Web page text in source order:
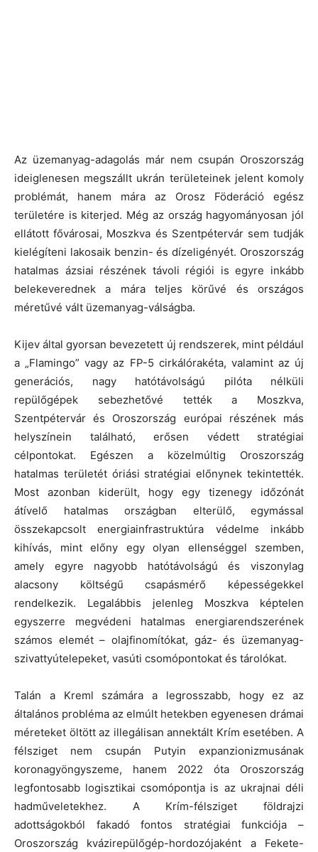
Az üzemanyag-adagolás már nem csupán Oroszország
ideiglenesen megszállt ukrán területeinek jelent komoly
problémát, hanem mára az Orosz Föderáció egész
területére is kiterjed. Még az ország hagyományosan jól
ellátott fővárosai, Moszkva és Szentpétervár sem tudják
kielégíteni lakosaik benzin- és dízeligényét. Oroszország
hatalmas ázsiai részének távoli régiói is egyre inkább
belekeverednek a mára teljes körűvé és országos
méretűvé vált üzemanyag-válságba.
Kijev által gyorsan bevezetett új rendszerek, mint például
a „Flamingo” vagy az FP-5 cirkálórakéta, valamint az új
generációs, nagy hatótávolságú pilóta nélküli
repülőgépek sebezhetővé tették a Moszkva,
Szentpétervár és Oroszország európai részének más
helyszínein található, erősen védett stratégiai
célpontokat. Egészen a közelmúltig Oroszország
hatalmas területét óriási stratégiai előnynek tekintették.
Most azonban kiderült, hogy egy tizenegy időzónát
átívelő hatalmas országban elterülő, egymással
összekapcsolt energiainfrastruktúra védelme inkább
kihívás, mint előny egy olyan ellenséggel szemben,
amely egyre nagyobb hatótávolságú és viszonylag
alacsony költségű csapásmérő képességekkel
rendelkezik. Legalábbis jelenleg Moszkva képtelen
egyszerre megvédeni hatalmas energiarendszerének
számos elemét – olajfinomítókat, gáz- és üzemanyag-
szivattyútelepeket, vasúti csomópontokat és tárolókat.
Talán a Kreml számára a legrosszabb, hogy ez az
általános probléma az elmúlt hetekben egyenesen drámai
méreteket öltött az illegálisan annektált Krím esetében. A
félsziget nem csupán Putyin expanzionizmusának
koronagyöngyszeme, hanem 2022 óta Oroszország
legfontosabb logisztikai csomópontja is az ukrajnai déli
hadműveletekhez. A Krím-félsziget földrajzi
adottságokból fakadó fontos stratégiai funkciója –
Oroszország kvázirepülőgép-hordozójaként a Fekete-